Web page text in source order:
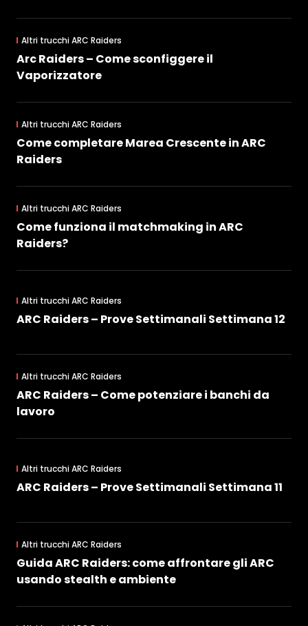
Altri trucchi ARC Raiders
Arc Raiders – Come sconfiggere il
Vaporizzatore
Altri trucchi ARC Raiders
Come completare Marea Crescente in ARC
Raiders
Altri trucchi ARC Raiders
Come funziona il matchmaking in ARC
Raiders?
Altri trucchi ARC Raiders
ARC Raiders – Prove Settimanali Settimana 12
Altri trucchi ARC Raiders
ARC Raiders – Come potenziare i banchi da
lavoro
Altri trucchi ARC Raiders
ARC Raiders – Prove Settimanali Settimana 11
Altri trucchi ARC Raiders
Guida ARC Raiders: come affrontare gli ARC
usando stealth e ambiente